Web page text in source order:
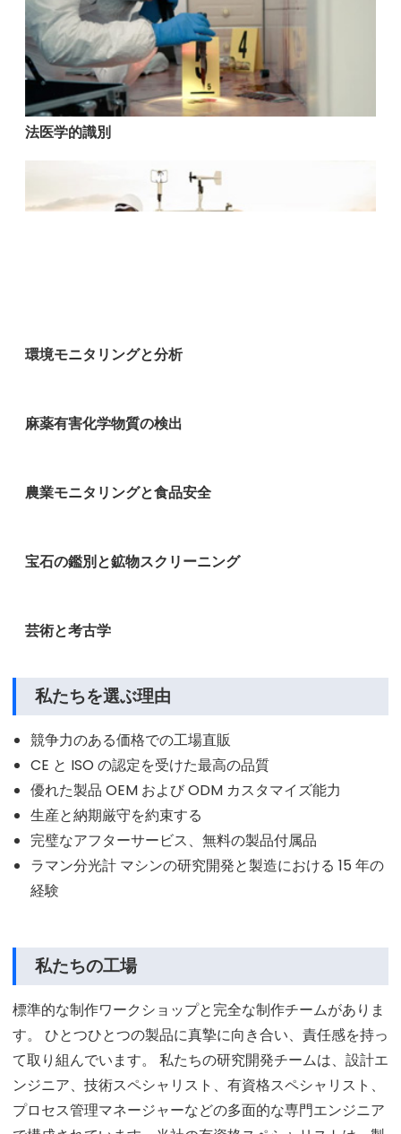
法医学的識別
環境モニタリングと分析
麻薬有害化学物質の検出
農業モニタリングと食品安全
宝石の鑑別と鉱物スクリーニング
芸術と考古学
私たちを選ぶ理由
競争力のある価格での工場直販
CE と ISO の認定を受けた最高の品質
優れた製品 OEM および ODM カスタマイズ能力
生産と納期厳守を約束する
完璧なアフターサービス、無料の製品付属品
ラマン分光計 マシンの研究開発と製造における 15 年の
経験
私たちの工場
標準的な制作ワークショップと完全な制作チームがありま
す。 ひとつひとつの製品に真摯に向き合い、責任感を持っ
て取り組んでいます。 私たちの研究開発チームは、設計エ
ンジニア、技術スペシャリスト、有資格スペシャリスト、
プロセス管理マネージャーなどの多面的な専門エンジニア